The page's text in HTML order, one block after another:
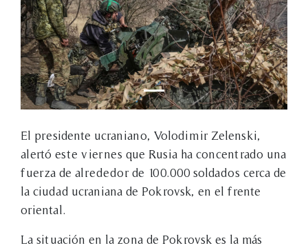
El presidente ucraniano, Volodimir Zelenski,
alertó este viernes que Rusia ha concentrado una
fuerza de alrededor de 100.000 soldados cerca de
la ciudad ucraniana de Pokrovsk, en el frente
oriental.
La situación en la zona de Pokrovsk es la más